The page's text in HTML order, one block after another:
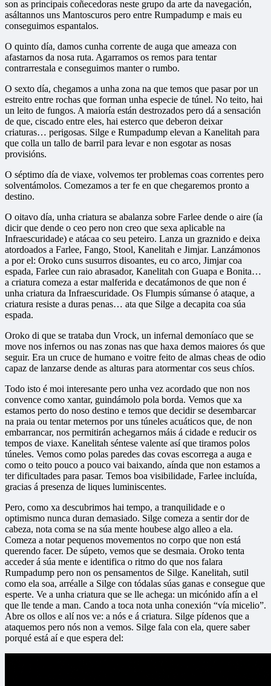
son as principais coñecedoras neste grupo da arte da navegación,
asáltannos uns Mantoscuros pero entre Rumpadump e mais eu
conseguimos espantalos.
O quinto día, damos cunha corrente de auga que ameaza con
afastarnos da nosa ruta. Agarramos os remos para tentar
contrarrestala e conseguimos manter o rumbo.
O sexto día, chegamos a unha zona na que temos que pasar por un
estreito entre rochas que forman unha especie de túnel. No teito, hai
un leito de fungos. A maioría están destrozados pero dá a sensación
de que, ciscado entre eles, hai esterco que deberon deixar
criaturas… perigosas. Silge e Rumpadump elevan a Kanelitah para
que colla un tallo de barril para levar e non esgotar as nosas
provisións.
O séptimo día de viaxe, volvemos ter problemas coas correntes pero
solventámolos. Comezamos a ter fe en que chegaremos pronto a
destino.
O oitavo día, unha criatura se abalanza sobre Farlee dende o aire (ía
dicir que dende o ceo pero non creo que sexa aplicable na
Infraescuridade) e atácaa co seu peteiro. Lanza un graznido e deixa
atordoados a Farlee, Fango, Stool, Kanelitah e Jimjar. Lanzámonos
a por el: Oroko cuns susurros disoantes, eu co arco, Jimjar coa
espada, Farlee cun raio abrasador, Kanelitah con Guapa e Bonita…
a criatura comeza a estar malferida e decatámonos de que non é
unha criatura da Infraescuridade. Os Flumpis súmanse ó ataque, a
criatura resiste a duras penas… ata que Silge a decapita coa súa
espada.
Oroko di que se trataba dun Vrock, un infernal demoníaco que se
move nos infernos ou nas zonas nas que haxa demos maiores ós que
seguir. Era un cruce de humano e voitre feito de almas cheas de odio
capaz de lanzarse dende as alturas para atormentar cos seus chíos.
Todo isto é moi interesante pero unha vez acordado que non nos
convence como xantar, guindámolo pola borda. Vemos que xa
estamos perto do noso destino e temos que decidir se desembarcar
na praia ou tentar meternos por uns túneles acuáticos que, de non
embarrancar, nos permitirán achegarnos máis á cidade e reducir os
tempos de viaxe. Kanelitah séntese valente así que tiramos polos
túneles. Vemos como polas paredes das covas escorrega a auga e
como o teito pouco a pouco vai baixando, aínda que non estamos a
ter dificultades para pasar. Temos boa visibilidade, Farlee incluída,
gracias á presenza de liques luminiscentes.
Pero, como xa descubrimos hai tempo, a tranquilidade e o
optimismo nunca duran demasiado. Silge comeza a sentir dor de
cabeza, nota coma se na súa mente houbese algo alleo a ela.
Comeza a notar pequenos movementos no corpo que non está
querendo facer. De súpeto, vemos que se desmaia. Oroko tenta
acceder á súa mente e identifica o ritmo do que nos falara
Rumpadump pero non os pensamentos de Silge. Kanelitah, sutil
como ela soa, arréalle a Silge con tódalas súas ganas e consegue que
esperte. Ve a unha criatura que se lle achega: un micónido afín a el
que lle tende a man. Cando a toca nota unha conexión “vía micelio”.
Abre os ollos e alí nos ve: a nós e á criatura. Silge pídenos que a
ataquemos pero nós non a vemos. Silge fala con ela, quere saber
porqué está aí e que espera del: